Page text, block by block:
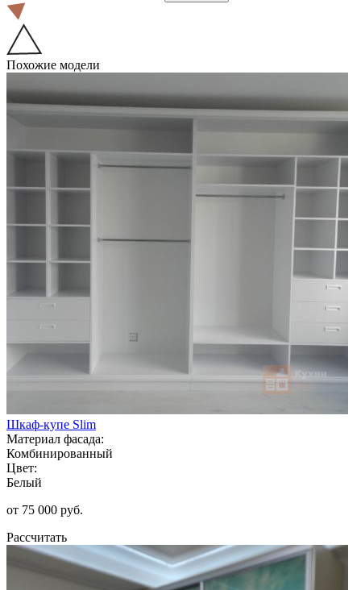
Похожие модели
Шкаф-купе Slim
Материал фасада:
Комбинированный
Цвет:
Белый
от 75 000 руб.
Рассчитать